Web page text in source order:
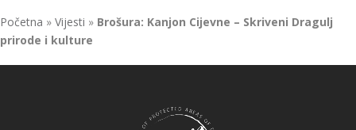
Početna » Vijesti » Brošura: Kanjon Cijevne – Skriveni Dragulj
prirode i kulture